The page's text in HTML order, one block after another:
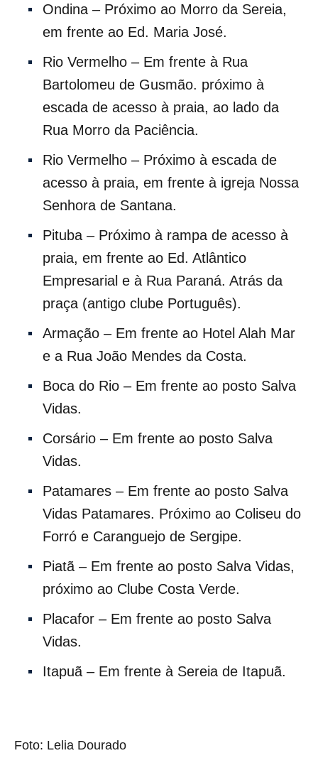
Ondina – Próximo ao Morro da Sereia,
em frente ao Ed. Maria José.
Rio Vermelho – Em frente à Rua
Bartolomeu de Gusmão. próximo à
escada de acesso à praia, ao lado da
Rua Morro da Paciência.
Rio Vermelho – Próximo à escada de
acesso à praia, em frente à igreja Nossa
Senhora de Santana.
Pituba – Próximo à rampa de acesso à
praia, em frente ao Ed. Atlântico
Empresarial e à Rua Paraná. Atrás da
praça (antigo clube Português).
Armação – Em frente ao Hotel Alah Mar
e a Rua João Mendes da Costa.
Boca do Rio – Em frente ao posto Salva
Vidas.
Corsário – Em frente ao posto Salva
Vidas.
Patamares – Em frente ao posto Salva
Vidas Patamares. Próximo ao Coliseu do
Forró e Caranguejo de Sergipe.
Piatã – Em frente ao posto Salva Vidas,
próximo ao Clube Costa Verde.
Placafor – Em frente ao posto Salva
Vidas.
Itapuã – Em frente à Sereia de Itapuã.
Foto: Lelia Dourado